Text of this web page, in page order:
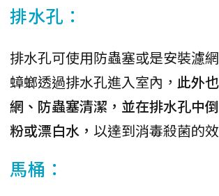
排水孔：
排水孔可使用防蟲塞或是安裝濾
蟑螂透過排水孔進入室內， 此外
網、防蟲塞清潔，並在排水孔中
粉或漂白水， 以達到消毒殺菌的
馬桶：